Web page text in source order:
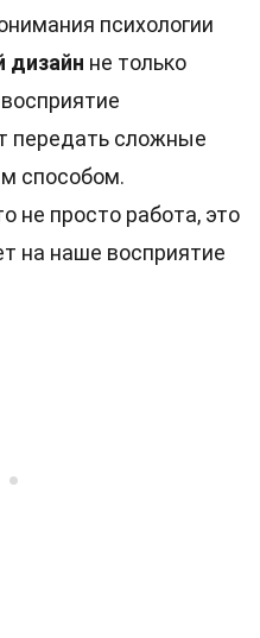
психологии
дизайн не только
передать сложные
способом.
не просто работа, это
на наше восприятие